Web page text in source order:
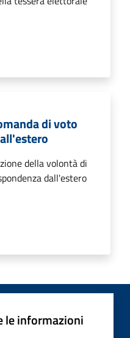
di voto
della volontà di
dall'estero
le informazioni